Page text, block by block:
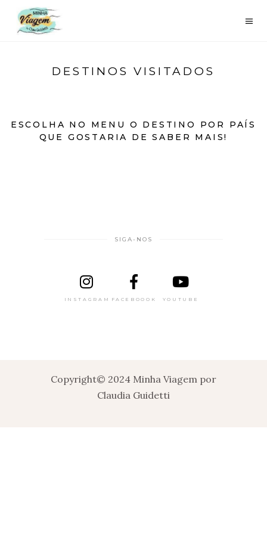
DESTINOS VISITADOS
ESCOLHA NO MENU O DESTINO POR PAÍS
QUE GOSTARIA DE SABER MAIS!
SIGA-NOS
INSTAGRAM FACEBOOOK YOUTUBE
Copyright© 2024 Minha Viagem por
Claudia Guidetti